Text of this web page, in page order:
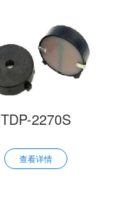
TDP-2270S
查看详情